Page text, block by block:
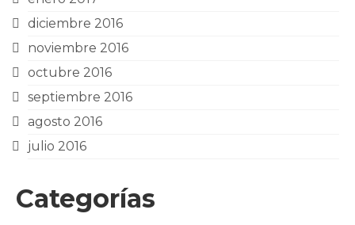
diciembre 2016
noviembre 2016
octubre 2016
septiembre 2016
agosto 2016
julio 2016
Categorías